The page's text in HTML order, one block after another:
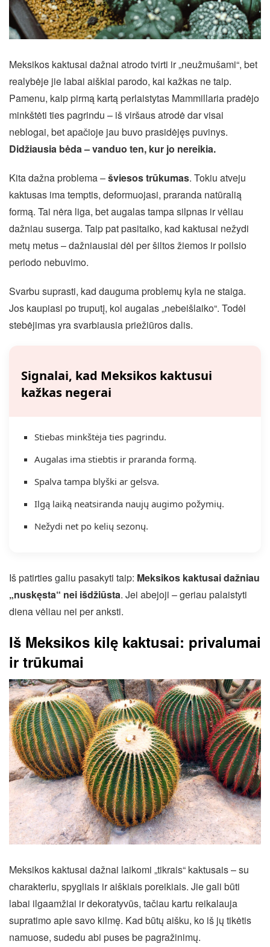
Meksikos kaktusai dažnai atrodo tvirti ir „neužmušami“, bet
realybėje jie labai aiškiai parodo, kai kažkas ne taip.
Pamenu, kaip pirmą kartą perlaistytas Mammillaria pradėjo
minkštėti ties pagrindu – iš viršaus atrodė dar visai
neblogai, bet apačioje jau buvo prasidėjęs puvinys.
Didžiausia bėda – vanduo ten, kur jo nereikia.
Kita dažna problema –šviesos trūkumas. Tokiu atveju
kaktusas ima temptis, deformuojasi, praranda natūralią
formą. Tai nėra liga, bet augalas tampa silpnas ir vėliau
dažniau suserga. Taip pat pasitaiko, kad kaktusai nežydi
metų metus – dažniausiai dėl per šiltos žiemos ir poilsio
periodo nebuvimo.
Svarbu suprasti, kad dauguma problemų kyla ne staiga.
Jos kaupiasi po truputį, kol augalas „nebeišlaiko“. Todėl
stebėjimas yra svarbiausia priežiūros dalis.
Signalai, kad Meksikos kaktusui
kažkas negerai
Stiebas minkštėja ties pagrindu.
Augalas ima stiebtis ir praranda formą.
Spalva tampa blyški ar gelsva.
Ilgą laiką neatsiranda naujų augimo požymių.
Nežydi net po kelių sezonų.
Iš patirties galiu pasakyti taip: Meksikos kaktusai dažniau
„nuskęsta“ nei išdžiūsta. Jei abejoji – geriau palaistyti
diena vėliau nei per anksti.
Iš Meksikos kilę kaktusai: privalumai
ir trūkumai
Meksikos kaktusai dažnai laikomi „tikrais“ kaktusais – su
charakteriu, spygliais ir aiškiais poreikiais. Jie gali būti
labai ilgaamžiai ir dekoratyvūs, tačiau kartu reikalauja
supratimo apie savo kilmę. Kad būtų aišku, ko iš jų tikėtis
namuose, sudedu abi puses be pagražinimų.